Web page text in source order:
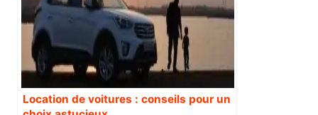
Location de voitures : conseils pour un